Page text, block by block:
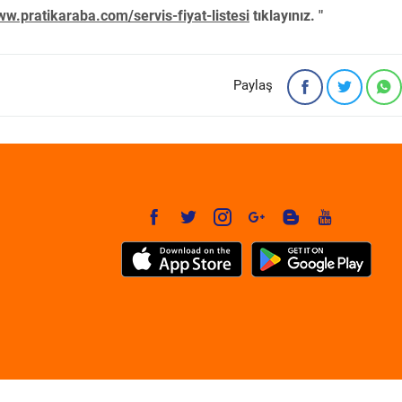
servis-fiyat-listesi tıklayınız. "
Paylaş